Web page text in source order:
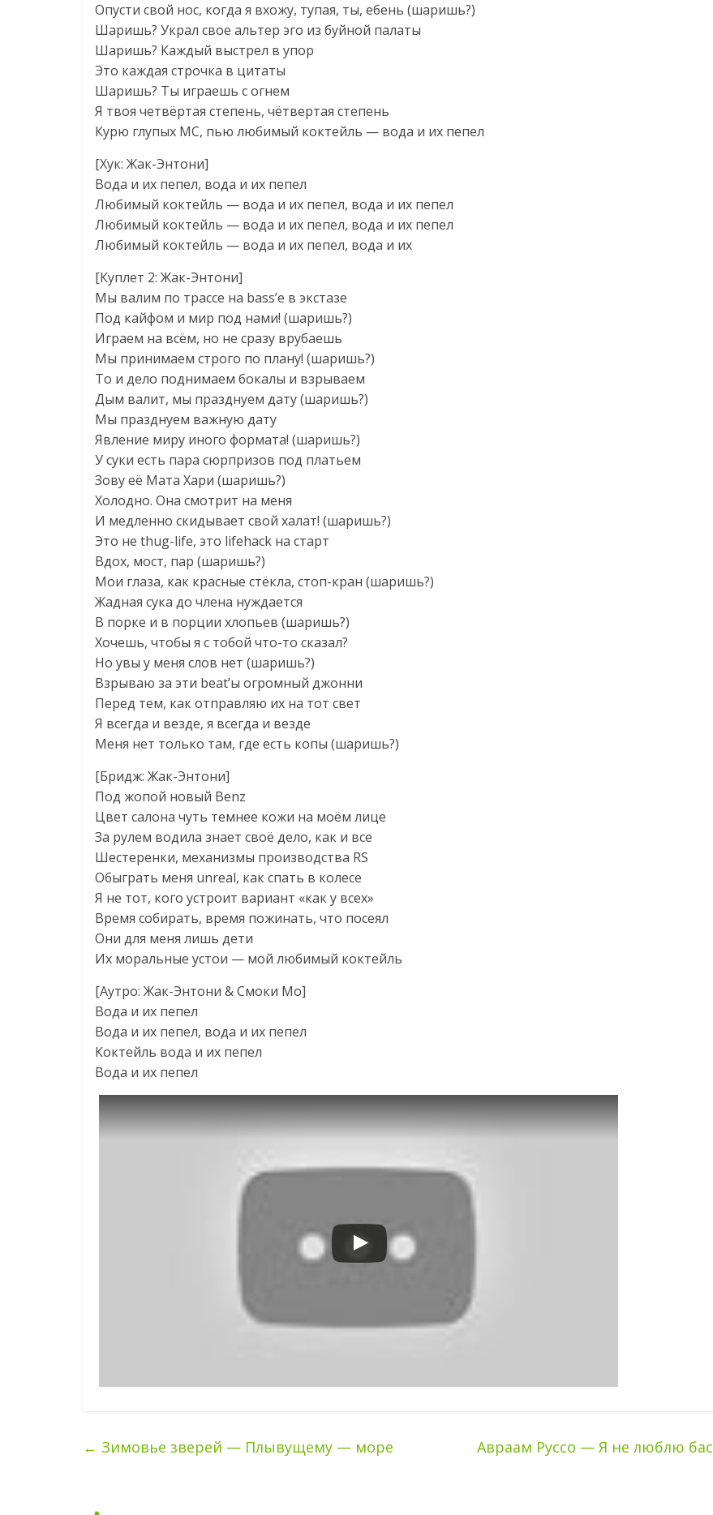
Опусти свой нос, когда я вхожу, тупая, ты, ебень (шаришь?)
Шаришь? Украл свое альтер эго из буйной палаты
Шаришь? Каждый выстрел в упор
Это каждая строчка в цитаты
Шаришь? Ты играешь с огнем
Я твоя четвёртая степень, чётвертая степень
Курю глупых МС, пью любимый коктейль — вода и их пепел
[Хук: Жак-Энтони]
Вода и их пепел, вода и их пепел
Любимый коктейль — вода и их пепел, вода и их пепел
Любимый коктейль — вода и их пепел, вода и их пепел
Любимый коктейль — вода и их пепел, вода и их
[Куплет 2: Жак-Энтони]
Мы валим по трассе на bass’е в экстазе
Под кайфом и мир под нами! (шаришь?)
Играем на всём, но не сразу врубаешь
Мы принимаем строго по плану! (шаришь?)
То и дело поднимаем бокалы и взрываем
Дым валит, мы празднуем дату (шаришь?)
Мы празднуем важную дату
Явление миру иного формата! (шаришь?)
У суки есть пара сюрпризов под платьем
Зову её Мата Хари (шаришь?)
Холодно. Она смотрит на меня
И медленно скидывает свой халат! (шаришь?)
Это не thug-life, это lifehack на старт
Вдох, мост, пар (шаришь?)
Мои глаза, как красные стёкла, стоп-кран (шаришь?)
Жадная сука до члена нуждается
В порке и в порции хлопьев (шаришь?)
Хочешь, чтобы я с тобой что-то сказал?
Но увы у меня слов нет (шаришь?)
Взрываю за эти beat’ы огромный джонни
Перед тем, как отправляю их на тот свет
Я всегда и везде, я всегда и везде
Меня нет только там, где есть копы (шаришь?)
[Бридж: Жак-Энтони]
Под жопой новый Benz
Цвет салона чуть темнее кожи на моём лице
За рулем водила знает своё дело, как и все
Шестеренки, механизмы производства RS
Обыграть меня unreal, как спать в колесе
Я не тот, кого устроит вариант «как у всех»
Время собирать, время пожинать, что посеял
Они для меня лишь дети
Их моральные устои — мой любимый коктейль
[Аутро: Жак-Энтони & Смоки Мо]
Вода и их пепел
Вода и их пепел, вода и их пепел
Коктейль вода и их пепел
Вода и их пепел
← Зимовье зверей — Плывущему — море Авраам Руссо — Я не люблю бас